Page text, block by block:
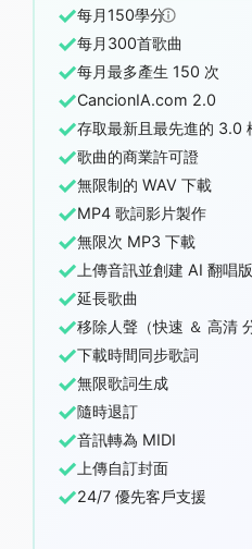
✓每月150學分
✓每月300首歌曲
✓每月最多產生 150 次
✓CancionIA.com 2.0
✓存取最新且最先進的 3.0
✓歌曲的商業許可證
✓無限制的 WAV 下載
✓MP4 歌詞影片製作
✓無限次 MP3 下載
✓ 上傳音訊並創建 AI 翻唱版
✓延長歌曲
✓移除人聲（快速 ＆ 高清
✓下載時間同步歌詞
✓無限歌詞生成
✓隨時退訂
✓音訊轉為 MIDI
✓ 上傳自訂封面
✓24/7 優先客戶支援